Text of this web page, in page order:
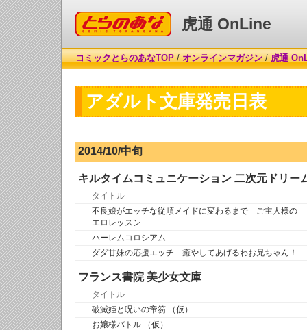
コミックとらのあな 虎通 OnLine
コミックとらのあなTOP/オンラインマガジン/虎通
アダルト文庫発売日表
2014/10/中旬
キルタイムコミュニケーション 二次元ドリー
タイトル
不良娘がエッチな従順メイドに変わるまで ご主人様の
エロレッスン
ハーレムコロシアム
ダダ甘妹の応援エッチ 癒やしてあげるわお兄ちゃん！
フランス書院 美少女文庫
タイトル
破滅姫と呪いの帝笏 （仮）
お嬢様バトル （仮）